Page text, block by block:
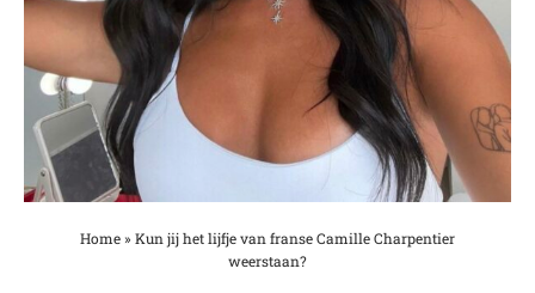
Home» Kun jij het lijfje van franse Camille Charpentier
weerstaan?